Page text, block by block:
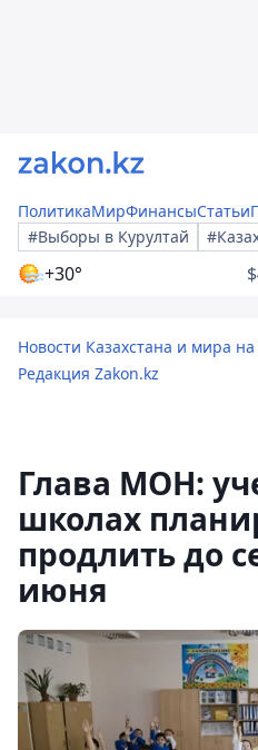
ПолитикаМирФинансыСтатьи
#Выборы в Курултай
+30° $
Новости Казахстана и мира на
Редакция Zakon.kz
Глава МОН:
школах
продлить до
июня